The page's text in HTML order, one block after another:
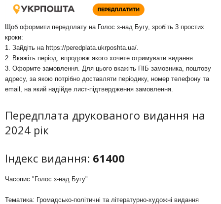
Щоб оформити передплату на Голос з-над Бугу, зробіть 3 простих
кроки:
1. Зайдіть на https://peredplata.ukrposhta.ua/
2. Вкажіть період, впродовж якого хочете отримувати видання.
3. Оформте замовлення. Для цього вкажіть ПІБ замовника, поштову
адресу, за якою потрібно доставляти періодику, номер телефону та
email, на який надійде лист-підтвердження замовлення.
Передплата друкованого видання на
2024 рік
Індекс видання: 61400
Часопис "Голос з-над Бугу"
Тематика: Громадсько-політичні та літературно-художні видання